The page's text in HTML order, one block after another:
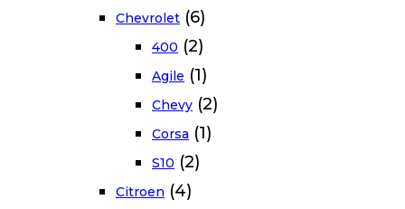
Chevrolet (6)
400 (2)
Agile (1)
Chevy (2)
Corsa (1)
S10 (2)
Citroen (4)